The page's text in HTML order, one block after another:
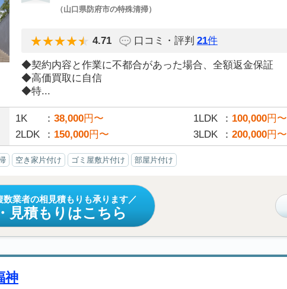
（山口県防府市の特殊清掃）
4.71 口コミ・評判 21件
◆契約内容と作業に不都合があった場合、全額返金保証
◆高価買取に自信
◆特...
1K 38,000円〜 1LDK 100,000円〜
2LDK
150,000円〜 3LDK 200,000円〜
空き家片付け ゴミ屋敷片付け 部屋片付け
数業者の相見積もりも承ります
見積もりはこちら
神